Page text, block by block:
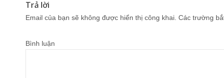
Trả lời
Email của bạn sẽ không được hiển thị công khai. Các trường
Bình luận